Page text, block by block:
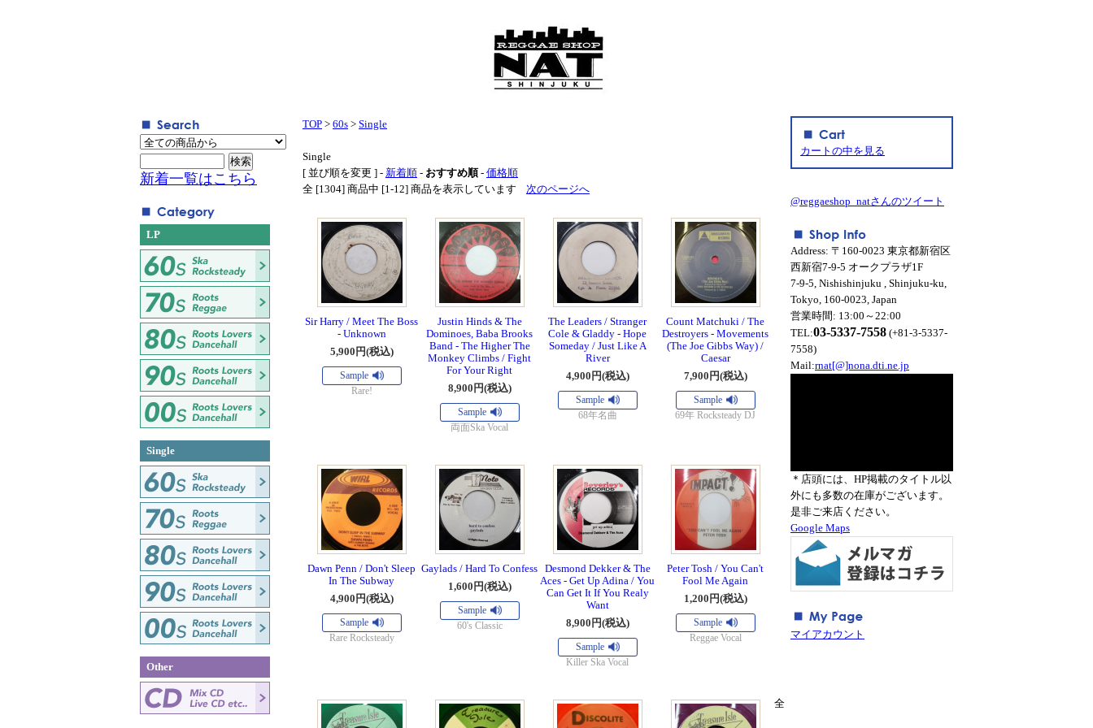
TOP > 60s > Single
Single
[ 並び順を変更 ] - 新着順 - おすすめ順- 価格順
全 [1304] 商品中 [1-12] 商品を表示しています 次のページへ
Sir Harry / Meet The Boss
- Unknown
5,900円(税込)
Sample
Rare!
Justin Hinds & The
Dominoes, Baba Brooks
Band - The Higher The
Monkey Climbs / Fight
For Your Right
8,900円(税込)
Sample
両面Ska Vocal
The Leaders / Stranger
Cole & Gladdy - Hope
Someday / Just Like A
River
4,900円(税込)
Sample
68年名曲
Count Matchuki / The
Destroyers - Movements
(The Joe Gibbs Way) /
Caesar
7,900円(税込)
Sample
69年 Rocksteady DJ
Dawn Penn / Don't Sleep
In The Subway
4,900円(税込)
Sample
Rare Rocksteady
Gaylads / Hard To Confess
1,600円(税込)
Sample
60's Classic
Desmond Dekker & The
Aces - Get Up Adina / You
Can Get It If You Realy
Want
8,900円(税込)
Sample
Killer Ska Vocal
Peter Tosh / You Can't
Fool Me Again
1,200円(税込)
Sample
Reggae Vocal
全
新着一覧はこちら
LP
Single
Other
カートの中を見る
@reggaeshop_natさんのツイート
Address: 〒160-0023 東京都新宿区
西新宿7-9-5 オークプラザ1F
7-9-5, Nishishinjuku , Shinjuku-ku,
Tokyo, 160-0023, Japan
営業時間: 13:00～22:00
TEL:03-5337-7558 (+81-3-5337-
7558)
Mail:rnat[@]nona.dti.ne.jp
＊店頭には、HP掲載のタイトル以
外にも多数の在庫がございます。
是非ご来店ください。
Google Maps
マイアカウント